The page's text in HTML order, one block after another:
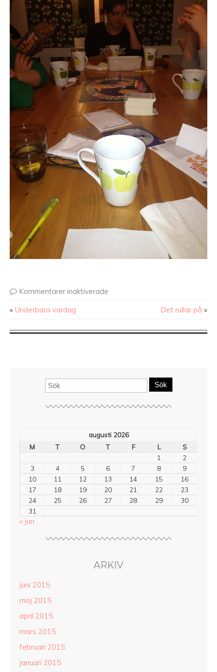
Kommentarer inaktiverade
« Underbara vardag Det rullar på »
Sök
augusti 2026
M
T O T F L
S
1
2
3
4 5 6 7 8
9
10
11 12 13 14 15
16
17
18 19 20 21 22
23
24
25 26 27 28 29
30
31
« jun
ARKIV
juni 2015
maj 2015
april 2015
mars 2015
februari 2015
januari 2015